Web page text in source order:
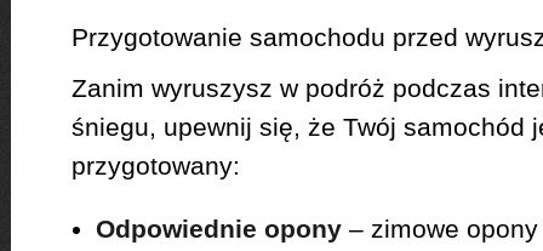
Przygotowanie samochodu przed
Zanim wyruszysz w podróż podczas
śniegu, upewnij się, że Twój samochód
przygotowany:
Odpowiednie opony– zimowe opony